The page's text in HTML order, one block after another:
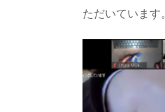
ただいています